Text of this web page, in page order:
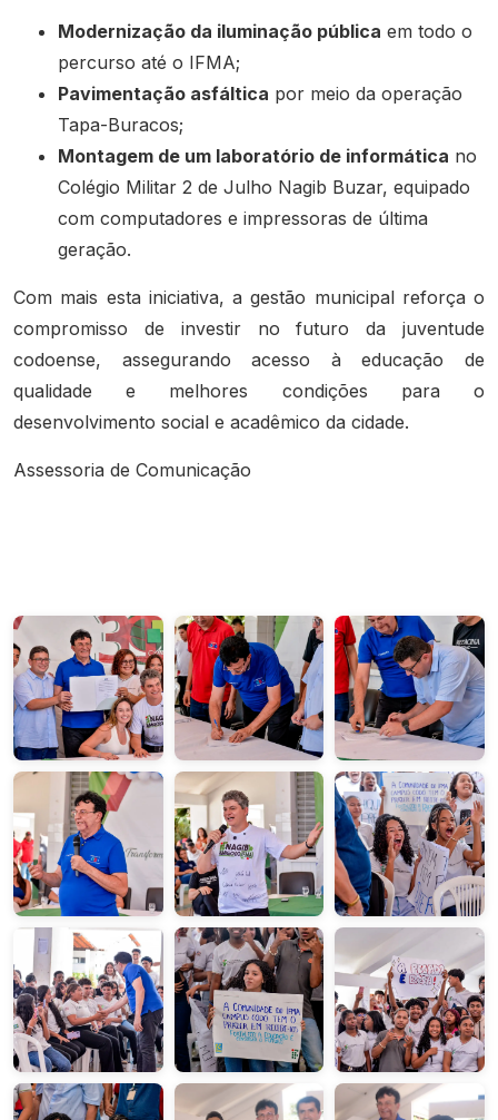
Modernização da iluminação pública em todo o
percurso até o IFMA;
Pavimentação asfáltica por meio da operação
Tapa-Buracos;
Montagem de um laboratório de informática no
Colégio Militar 2 de Julho Nagib Buzar, equipado
com computadores e impressoras de última
geração.
Com mais esta iniciativa, a gestão municipal reforça o
compromisso de investir no futuro da juventude
codoense, assegurando acesso à educação de
qualidade e melhores condições para o
desenvolvimento social e acadêmico da cidade.
Assessoria de Comunicação